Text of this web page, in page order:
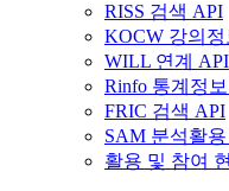
RISS 검색 API
KOCW 강의
WILL 연계 API
Rinfo 통계정
FRIC 검색 API
SAM 분석활
활용 및 참여